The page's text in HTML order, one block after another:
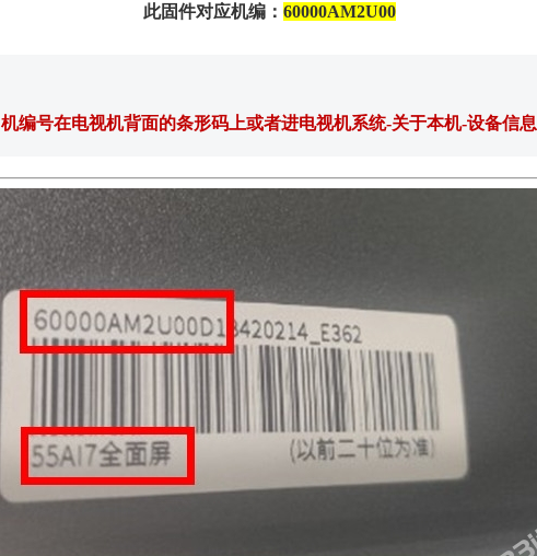
此固件对应机编： 60000AM2U00
机编号在电视机背面的条形码上或者进电视机系统-关于本机-设备信息